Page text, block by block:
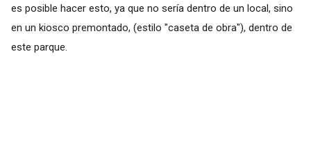
es posible hacer esto, ya que no sería dentro de un local, sino
en un kiosco premontado, (estilo "caseta de obra"), dentro de
este parque.